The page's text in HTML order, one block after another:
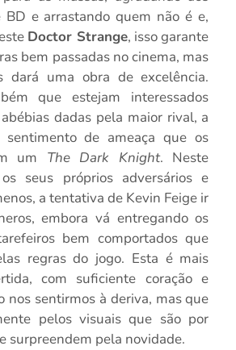
BD e arrastando quem não é e,
Doctor Strange, isso garante
bem passadas no cinema, mas
dará uma obra de excelência.
que estejam interessados
dadas pela maior rival, a
sentimento de ameaça que os
um The Dark Knight. Neste
seus próprios adversários e
a tentativa de Kevin Feige ir
embora vá entregando os
bem comportados que
regras do jogo. Esta é mais
com suficiente coração e
nos sentirmos à deriva, mas que
pelos visuais que são por
surpreendem pela novidade.